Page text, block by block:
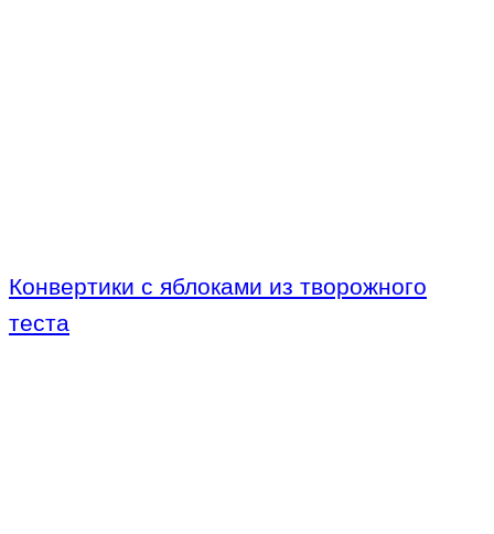
Конвертики с яблоками из творожного
теста